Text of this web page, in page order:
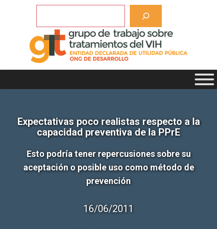
Expectativas poco realistas respecto a la
capacidad preventiva de la PPrE
Esto podría tener repercusiones sobre su
aceptación o posible uso como método de
prevención
16/06/2011